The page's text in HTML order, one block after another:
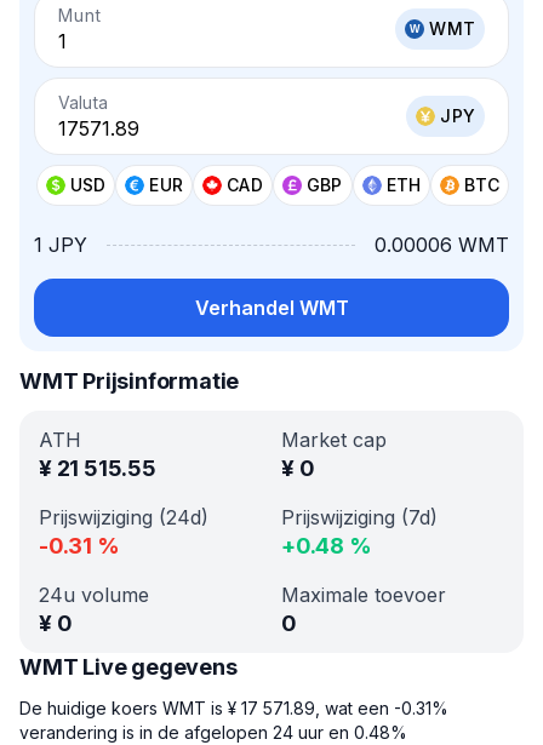
Munt
WMT
Valuta
JPY
USD EUR CAD GBP ETH BTC
1 JPY 0.00006 WMT
Verhandel WMT
WMT Prijsinformatie
ATH
¥ 21 515.55
Market cap
¥ 0
Prijswijziging (24d)
-0.31 %
Prijswijziging (7d)
+0.48 %
24u volume
¥ 0
Maximale toevoer
0
WMT Live gegevens
De huidige koers WMT is ¥ 17 571.89, wat een -0.31%
verandering is in de afgelopen 24 uur en 0.48%